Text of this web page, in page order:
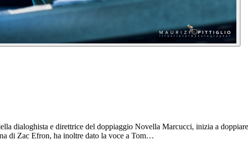
dialoghista e direttrice del doppiaggio Novella Marcucci, inizia a
di Zac Efron, ha inoltre dato la voce a Tom…